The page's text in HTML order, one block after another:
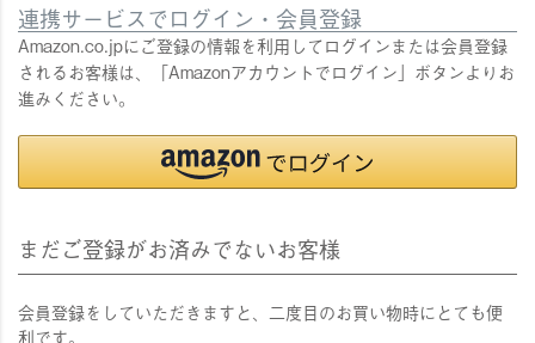
連携サービスでログイン・会員登録
Amazon.co.jpにご登録の情報を利用してログインまたは会員登録
されるお客様は、「Amazonアカウントでログイン」ボタンよりお
進みください。
まだご登録がお済みでないお客様
会員登録をしていただきますと、二度目のお買い物時にとても便
利です。